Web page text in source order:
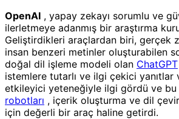
OpenAI , yapay zekayı sorumlu ve
ilerletmeye adanmış bir araştırma
Geliştirdikleri araçlardan biri, gerçek
insan benzeri metinler oluşturabilen
doğal dil işleme modeli olan ChatGPT
istemlere tutarlı ve ilgi çekici yanıtlar
etkileyici yeteneğiyle ilgi gördü ve bu
robotları , içerik oluşturma ve dil
için değerli bir araç haline getirdi.